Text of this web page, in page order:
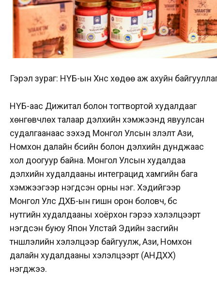
Гэрэл зураг: НҮБ-ын Хүнс хөдөө аж ахуйн
НҮБ-аас Дижитал болон тогтвортой худалдааг
хөнгөвчлөх талаар дэлхийн хэмжээнд явуулсан
судалгаанаас үзэхэд Монгол Улсын үзүүлэлт Ази,
Номхон далайн бүсийн болон дэлхийн дунджаас
хол доогуур байна. Монгол Улсын худалдаа
дэлхийн худалдааны интеграцид хамгийн бага
хэмжээгээр нэгдсэн орны нэг. Хэдийгээр
Монгол Улс ДХБ-ын гишүүн орон боловч, бүс
нутгийн худалдааны хоёрхон гэрээ хэлэлцээрт
нэгдсэн буюу Япон Улстай Эдийн засгийн
түншлэлийн хэлэлцээр байгуулж, Ази, Номхон
далайн худалдааны хэлэлцээрт (АНДХХ)
нэгджээ.